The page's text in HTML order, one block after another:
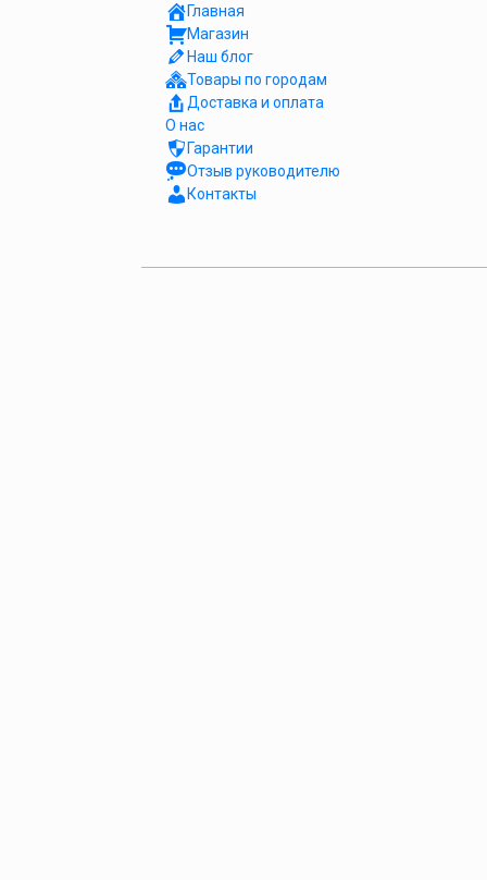
Главная
Магазин
Наш блог
Товары по городам
Доставка и оплата
О нас
Гарантии
Отзыв руководителю
Контакты